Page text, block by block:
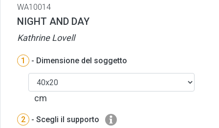
WA10014
NIGHT AND DAY
Kathrine Lovell
1 - Dimensione del soggetto
cm
2 - Scegli il supporto